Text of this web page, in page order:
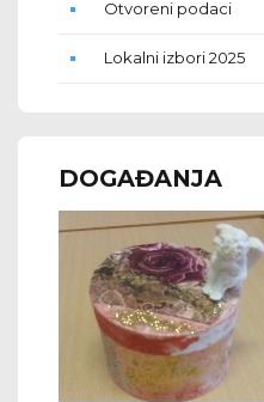
Otvoreni podaci
Lokalni izbori 2025
DOGAĐANJA